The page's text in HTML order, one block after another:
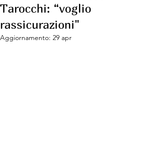
Tarocchi: “voglio
rassicurazioni"
Aggiornamento: 29 apr